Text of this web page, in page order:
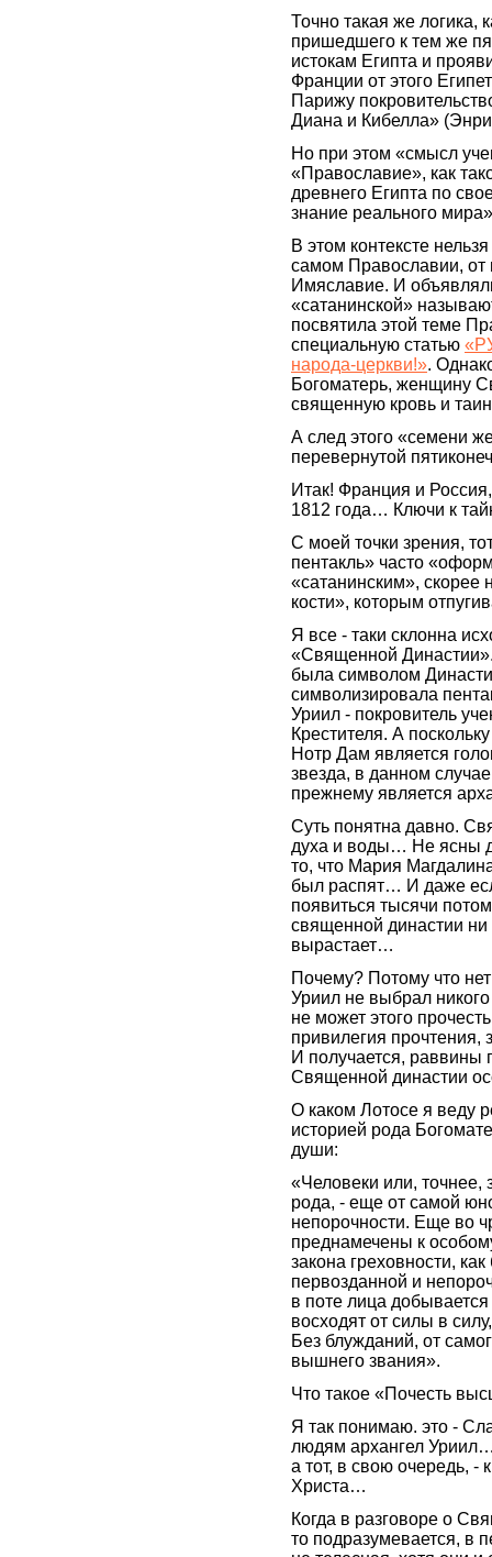
Точно такая же
пришедшего к тем же
истокам Египта и
Франции от этого
Парижу
Диана и Кибелла»
Но при этом «смысл
«Православие», как
древнего Египта по
знание реального
В этом контексте
самом Православии, от
Имяславие. И
«сатанинской»
посвятила этой теме
специальную статью
народа-церкви!».
Богоматерь, женщину
священную кровь и
А след этого «семени
перевернутой
Итак! Франция и
1812 года… Ключи к
С моей точки зрения,
пентакль» часто
«сатанинским»,
кости», которым
Я все - таки склонна
«Священной Династии».
была символом
символизировала
Уриил - покровитель
Крестителя. А
Нотр Дам является
звезда, в данном
прежнему является
Суть понятна давно.
духа и воды… Не ясны
то, что Мария
был распят… И даже
появиться тысячи
священной династии ни
вырастает…
Почему? Потому что
Уриил не выбрал
не может этого
привилегия прочтения,
И получается,
Священной династии
О каком Лотосе я веду
историей рода
души:
«Человеки или, точнее,
рода, - еще от самой
непорочности. Еще во
преднамечены к
закона греховности,
первозданной и
в поте лица
восходят от силы в
Без блужданий, от
вышнего звания».
Что такое «Почесть
Я так понимаю. это -
людям архангел
а тот, в свою очередь, -
Христа…
Когда в разговоре о
то подразумевается, в